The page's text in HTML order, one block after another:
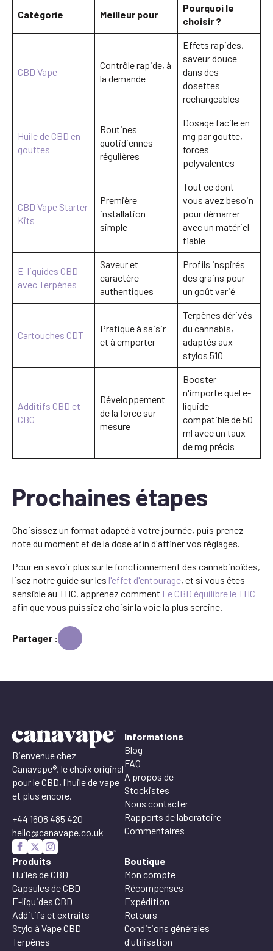
Catégorie Meilleur pour
Pourquoi le
choisir ?
CBD Vape
Contrôle rapide, à
la demande
Effets rapides,
saveur douce
dans des
dosettes
rechargeables
Huile de CBD en
gouttes
Routines
quotidiennes
régulières
Dosage facile en
mg par goutte,
forces
polyvalentes
CBD Vape Starter
Kits
Première
installation
simple
Tout ce dont
vous avez besoin
pour démarrer
avec un matériel
fiable
E-liquides CBD
avec Terpènes
Saveur et
caractère
authentiques
Profils inspirés
des grains pour
un goût varié
Cartouches CDT
Pratique à saisir
et à emporter
Terpènes dérivés
du cannabis,
adaptés aux
stylos 510
Additifs CBD et
CBG
Développement
de la force sur
mesure
Booster
n'importe quel e-
liquide
compatible de 50
ml avec un taux
de mg précis
Prochaines étapes
Choisissez un format adapté à votre journée, puis prenez
note du moment et de la dose afin d'affiner vos réglages.
Pour en savoir plus sur le fonctionnement des cannabinoïdes,
lisez notre guide sur les l'effet d'entourage, et si vous êtes
sensible au THC, apprenez comment Le CBD équilibre le THC
afin que vous puissiez choisir la voie la plus sereine.
Partager :
Bienvenue chez
Canavape®, le choix original
pour le CBD, l'huile de vape
et plus encore.
+44 1608 485 420
hello@canavape.co.uk
Informations
Blog
FAQ
A propos de
Stockistes
Nous contacter
Rapports de laboratoire
Commentaires
Produits
Huiles de CBD
Capsules de CBD
E-liquides CBD
Additifs et extraits
Stylo à Vape CBD
Terpènes
Boutique
Mon compte
Récompenses
Expédition
Retours
Conditions générales
d'utilisation